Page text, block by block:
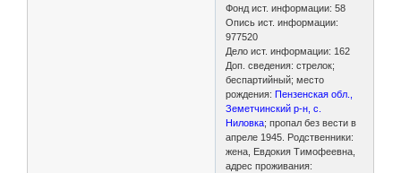
Фонд ист. информации: 58
Опись ист. информации:
977520
Дело ист. информации: 162
Доп. сведения: стрелок;
беспартийный; место
рождения:Пензенская обл.,
Земетчинский р-н, с.
Ниловка; пропал без вести в
апреле 1945. Родственники:
жена, Евдокия Тимофеевна,
адрес проживания: